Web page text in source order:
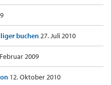
buchen27. Juli 2010
2009
12. Oktober 2010